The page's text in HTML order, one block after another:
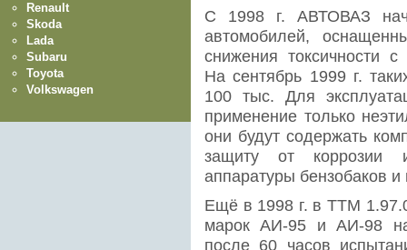
С 1998 г. АВТОВАЗ
автомобилей,
снижения токсичности с
На сентябрь 1999 г.
100 тыс. Для
применение только
они будут содержать
защиту от коррозии
аппаратуры бензобаков
Ещё в 1998 г. в ТТМ
марок АИ-95 и АИ-98
после 60 часов
Renault
Skoda
Lada
Subaru
Toyota
Volkswagen